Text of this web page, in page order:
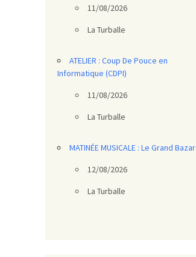
11/08/2026
La Turballe
ATELIER : Coup De Pouce en
Informatique (CDPI)
11/08/2026
La Turballe
MATINÉE MUSICALE : Le Grand Bazar
12/08/2026
La Turballe